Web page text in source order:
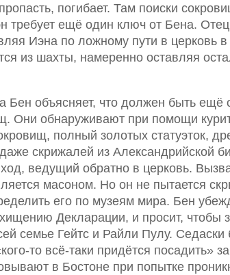
погибает. Там поиски
требует ещё один ключ от Бена.
Иэна по ложному пути в церковь
из шахты, намеренно оставляя
Бен объясняет, что должен быть
Они обнаруживают при помощи
полный золотых статуэток,
скрижалей из Александрийской
ведущий обратно в церковь.
масоном. Но он не пытается
его по музеям мира. Бен
Декларации, и просит, чтобы
семье Гейтс и Райли Пулу. Седаски
то всё-таки придётся посадить»
в Бостоне при попытке